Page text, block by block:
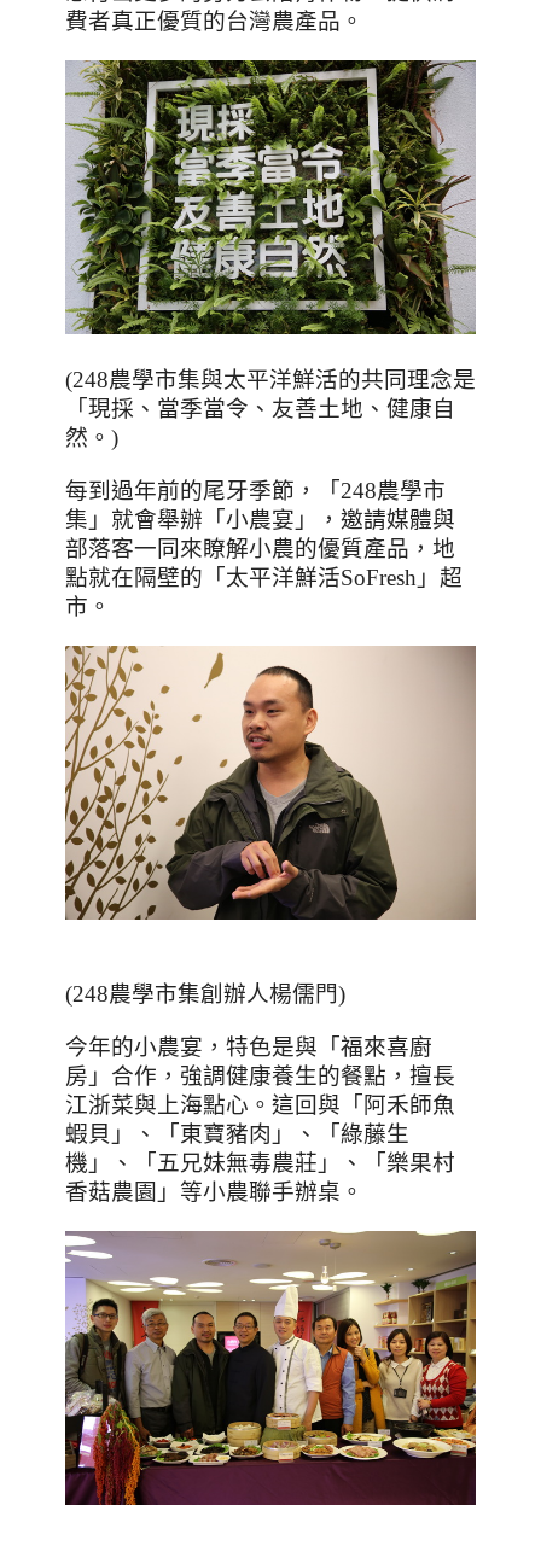
費者真正優質的台灣農產品。
(248農學市集與太平洋鮮活的共同理念是
「現採、當季當令、友善土地、健康自
然。)
每到過年前的尾牙季節，「 248農學市
集」就會舉辦「小農宴」，邀請媒體與
部落客一同來瞭解小農的優質產品，地
點就在隔壁的「太平洋鮮活SoFresh 」超
市。
(248農學市集創辦人楊儒門)
今年的小農宴，特色是與「福來喜廚
房」合作，強調健康養生的餐點，擅長
江浙菜與上海點心。這回與「阿禾師魚
蝦貝」、「東寶豬肉」、「綠藤生
機」、「五兄妹無毒農莊」、「樂果村
香菇農園」等小農聯手辦桌。